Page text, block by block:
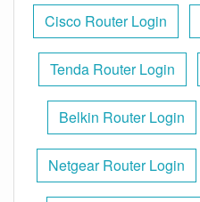
Cisco Router Login
Tenda Router Login
Belkin Router Login
Netgear Router Login